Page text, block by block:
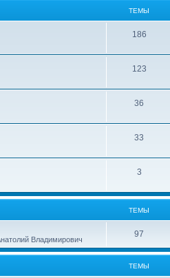
ТЕМЫ
186
123
36
33
3
ТЕМЫ
Владимирович
97
ТЕМЫ